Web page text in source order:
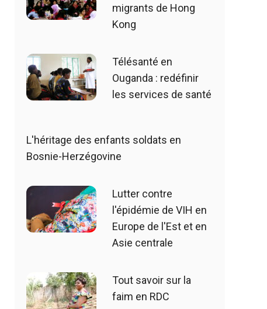
migrants de Hong
Kong
Télésanté en
Ouganda : redéfinir
les services de santé
L'héritage des enfants soldats en
Bosnie-Herzégovine
Lutter contre
l'épidémie de VIH en
Europe de l'Est et en
Asie centrale
Tout savoir sur la
faim en RDC